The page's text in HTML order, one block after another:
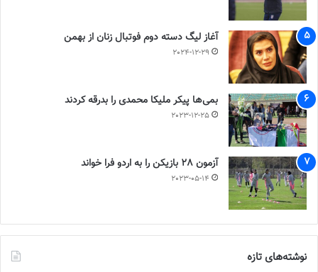
آغاز لیگ دسته دوم فوتبال زنان از بهمن
2024-12-29
بمی‌ها پیکر ملیکا محمدی را بدرقه کردند
2023-12-25
آزمون 28 بازیکن را به اردو فرا خواند
2023-05-14
نوشته‌های تازه